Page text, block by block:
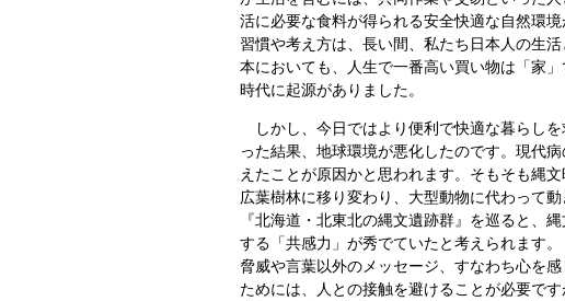
活に必要な食料が得られる安全快適な自然環
習慣や考え方は、長い間、私たち日本人の生
本においても、人生で一番高い買い物は「家
時代に起源がありました。
しかし、今日ではより便利で快適な暮らし
った結果、地球環境が悪化したのです。現代
えたことが原因かと思われます。そもそも縄
広葉樹林に移り変わり、大型動物に代わって
『北海道・北東北の縄文遺跡群』を巡ると、
する「共感力」が秀でていたと考えられます
脅威や言葉以外のメッセージ、すなわち心を
ためには、人との接触を避けることが必要で